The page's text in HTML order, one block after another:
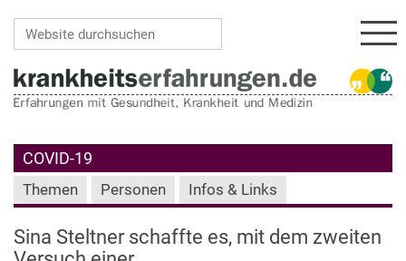
COVID-19
Themen Personen Infos & Links
Sina Steltner schaffte es, mit dem zweiten